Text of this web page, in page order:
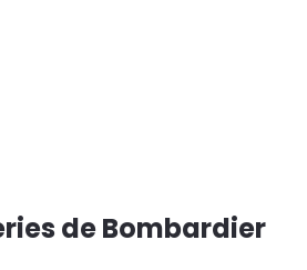
de Bombardier